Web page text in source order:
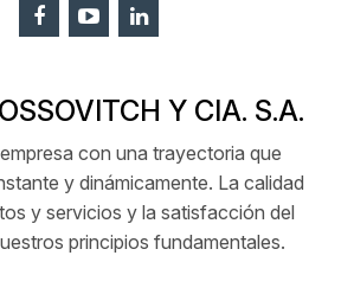
Y CIA. S.A.
con una trayectoria que
y dinámicamente. La calidad
y servicios y la satisfacción del
principios fundamentales.